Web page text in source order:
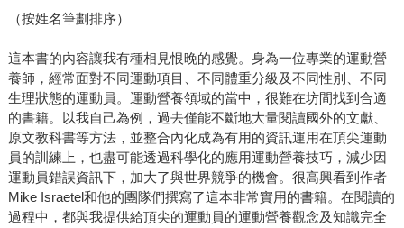
（按姓名筆劃排序）
這本書的內容讓我有種相見恨晚的感覺。身為一位專業的運動營
養師，經常面對不同運動項目、不同體重分級及不同性別、不同
生理狀態的運動員。運動營養領域的當中，很難在坊間找到合適
的書籍。以我自己為例，過去僅能不斷地大量閱讀國外的文獻、
原文教科書等方法，並整合內化成為有用的資訊運用在頂尖運動
員的訓練上，也盡可能透過科學化的應用運動營養技巧，減少因
運動員錯誤資訊下，加大了與世界競爭的機會。很高興看到作者
Mike Israetel和他的團隊們撰寫了這本非常實用的書籍。在閱讀的
過程中，都與我提供給頂尖的運動員的運動營養觀念及知識完全